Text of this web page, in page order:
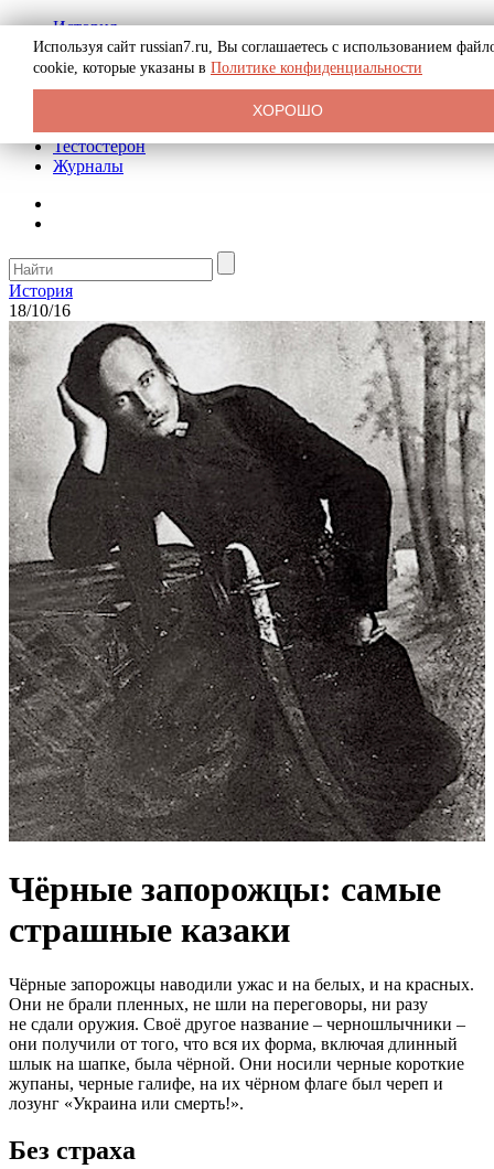
История
Биография
Криминал
Реклама на сайте
Тестостерон
Журналы
История
18/10/16
Чёрные запорожцы: самые
страшные казаки
Чёрные запорожцы наводили ужас и на белых, и на красных.
Они не брали пленных, не шли на переговоры, ни разу
не сдали оружия. Своё другое название – черношлычники –
они получили от того, что вся их форма, включая длинный
шлык на шапке, была чёрной. Они носили черные короткие
жупаны, черные галифе, на их чёрном флаге был череп и
лозунг «Украина или смерть!».
Без страха
Используя сайт russian7.ru, Вы соглашаетесь с использованием
cookie, которые указаны в Политике конфиденциальности
ХОРОШО